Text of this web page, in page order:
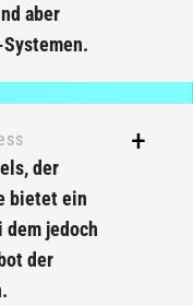
aber
der
bietet ein
dem jedoch
der